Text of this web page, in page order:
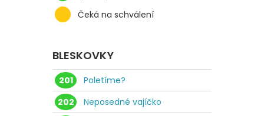
Čeká na schválení
BLESKOVKY
201
Poletíme?
202
Neposedné vajíčko